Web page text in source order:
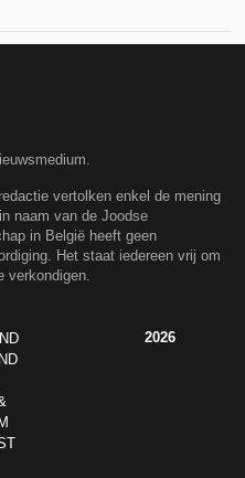
vertolken enkel de mening
naam van de Joodse
in België heeft geen
Het staat iedereen vrij om
verkondigen.
2026